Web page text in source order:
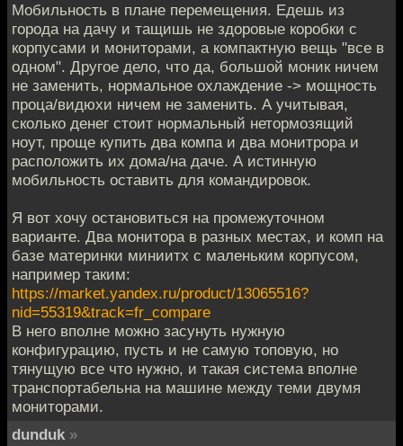
Мобильность в плане перемещения. Едешь из
города на дачу и тащишь не здоровые коробки с
корпусами и мониторами, а компактную вещь "все в
одном". Другое дело, что да, большой моник ничем
не заменить, нормальное охлаждение -> мощность
проца/видюхи ничем не заменить. А учитывая,
сколько денег стоит нормальный нетормозящий
ноут, проще купить два компа и два монитрора и
расположить их дома/на даче. А истинную
мобильность оставить для командировок.
Я вот хочу остановиться на промежуточном
варианте. Два монитора в разных местах, и комп на
базе материнки миниитх с маленьким корпусом,
например таким:
https://market.yandex.ru/product/13065516?
nid=55319&track=fr_compare
В него вполне можно засунуть нужную
конфигурацию, пусть и не самую топовую, но
тянущую все что нужно, и такая система вполне
транспортабельна на машине между теми двумя
мониторами.
dunduk »